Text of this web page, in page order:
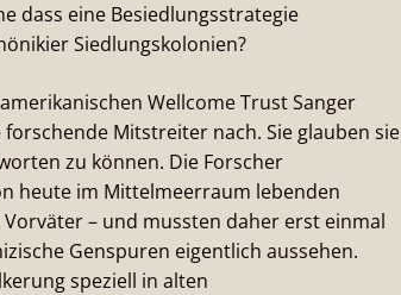
dass eine Besiedlungsstrategie
Siedlungskolonien?
Wellcome Trust Sanger
Mitstreiter nach. Sie glauben sie
zu können. Die Forscher
heute im Mittelmeerraum lebenden
– und mussten daher erst einmal
Genspuren eigentlich aussehen.
speziell in alten